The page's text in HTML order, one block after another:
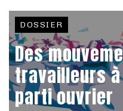
DOSSIER
Des
travailleurs
parti ouvrier